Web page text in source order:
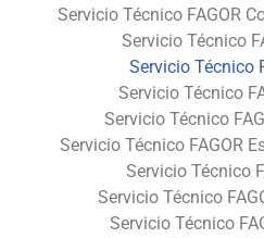
Servicio Técnico FAGOR
Servicio Técnico
Servicio Técnico
Servicio Técnico
Servicio Técnico
Servicio Técnico FAGOR
Servicio Técnico
Servicio Técnico
Servicio Técnico